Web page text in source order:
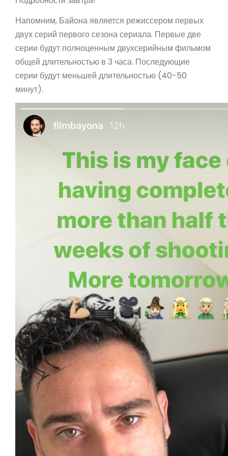
Напомним, Байона является режиссером первых
двух серий первого сезона сериала. Первые две
серии будут полноценным двухсерийным фильмом
общей длительностью в 3 часа. Последующие
серии будут меньшей длительностью (40-50
минут).